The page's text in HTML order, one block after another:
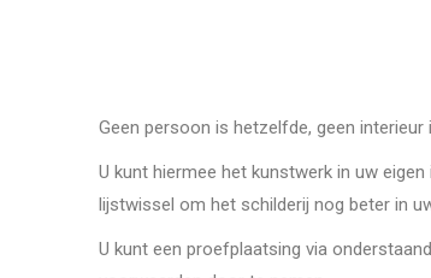
Geen persoon is hetzelfde, geen
U kunt hiermee het kunstwerk in uw
lijstwissel om het schilderij nog beter in
U kunt een proefplaatsing via